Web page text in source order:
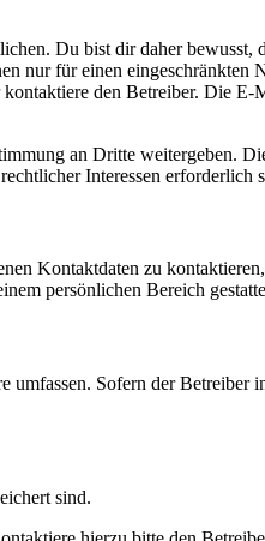
Du bist dir daher
nur für einen
den Betreiber. Die
an Dritte weitergeben.
Interessen erforderlich
Kontaktdaten zu
persönlichen Bereich
Sofern der
sind.